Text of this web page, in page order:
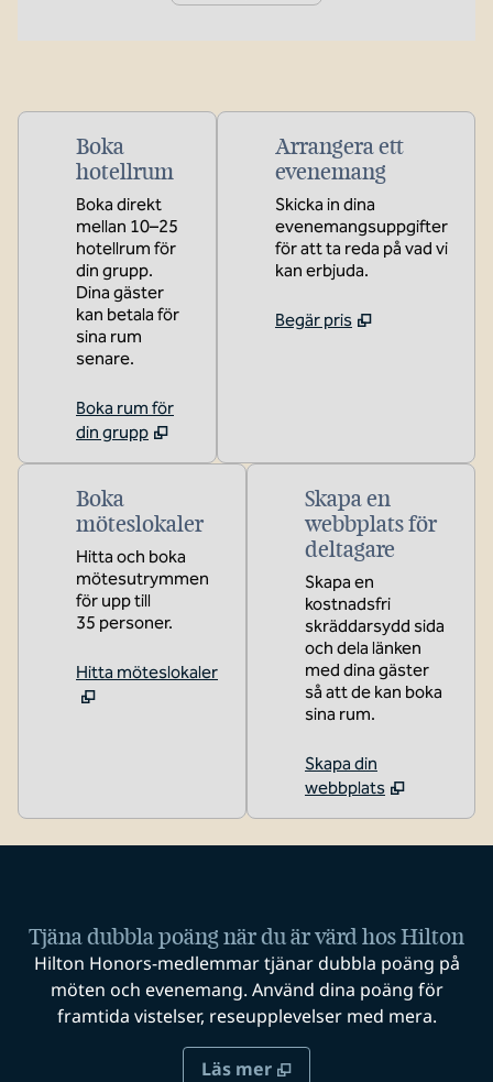
Boka
hotellrum
Boka direkt
mellan 10–25
hotellrum för
din grupp.
Dina gäster
kan betala för
sina rum
senare.
Boka rum för
din grupp
Arrangera ett
evenemang
Skicka in dina
evenemangsuppgifter
för att ta reda på vad vi
kan erbjuda.
Begär pris
Boka
möteslokaler
Hitta och boka
mötesutrymmen
för upp till
35 personer.
Hitta möteslokaler
Skapa en
webbplats för
deltagare
Skapa en
kostnadsfri
skräddarsydd sida
och dela länken
med dina gäster
så att de kan boka
sina rum.
Skapa din
webbplats
Tjäna dubbla poäng när du är värd hos Hilton
Hilton Honors-medlemmar tjänar dubbla poäng på
möten och evenemang. Använd dina poäng för
framtida vistelser, reseupplevelser med mera.
Läs mer